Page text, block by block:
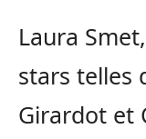
Laura
stars telles
Girardot et